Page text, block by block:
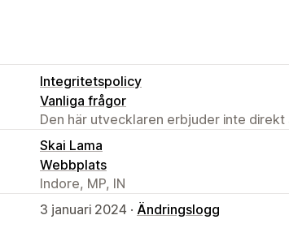
Integritetspolicy
Vanliga frågor
Den här utvecklaren erbjuder inte
Skai Lama
Webbplats
Indore, MP, IN
3 januari 2024 · Ändringslogg